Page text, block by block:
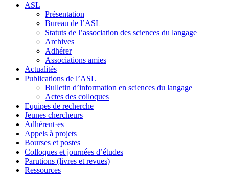
ASL
Présentation
Bureau de l’ASL
Statuts de l’association des sciences du langage
Archives
Adhérer
Associations amies
Actualités
Publications de l’ASL
Bulletin d’information en sciences du langage
Actes des colloques
Equipes de recherche
Jeunes chercheurs
Adhérent·es
Appels à projets
Bourses et postes
Colloques et journées d’études
Parutions (livres et revues)
Ressources